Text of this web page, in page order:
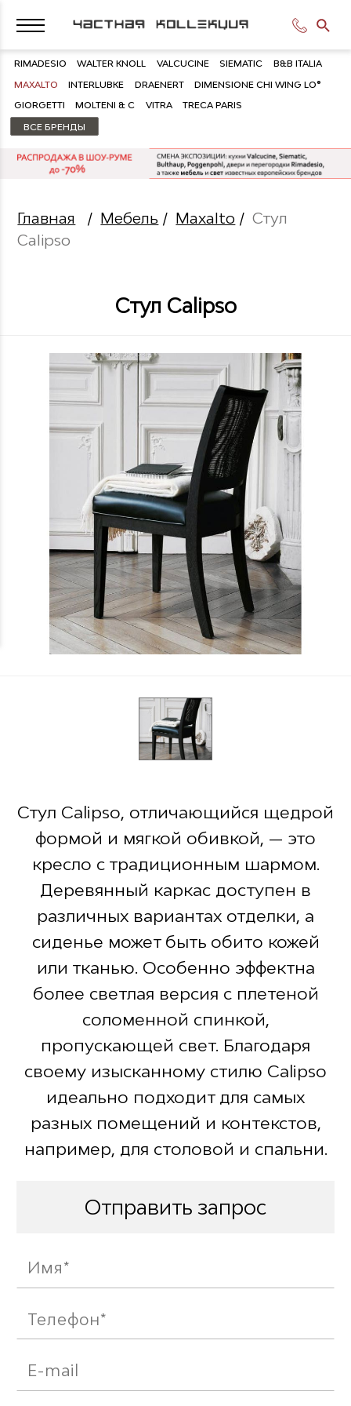
RIMADESIO WALTER KNOLL VALCUCINE SIEMATIC B&B ITALIA
MAXALTO INTERLUBKE DRAENERT DIMENSIONE CHI WING LO®
GIORGETTI MOLTENI & C VITRA TRECA PARIS
ВСЕ БРЕНДЫ
Главная / Мебель / Maxalto /Стул
Calipso
Стул Calipso
Стул Calipso, отличающийся щедрой
формой и мягкой обивкой, — это
кресло с традиционным шармом.
Деревянный каркас доступен в
различных вариантах отделки, а
сиденье может быть обито кожей
или тканью. Особенно эффектна
более светлая версия с плетеной
соломенной спинкой,
пропускающей свет. Благодаря
своему изысканному стилю Calipso
идеально подходит для самых
разных помещений и контекстов,
например, для столовой и спальни.
Отправить запрос